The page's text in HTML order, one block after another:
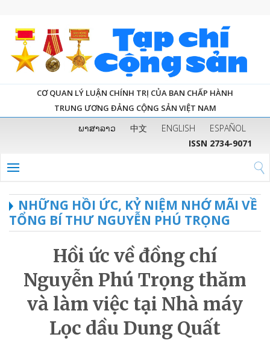
CƠ QUAN LÝ LUẬN CHÍNH TRỊ CỦA BAN CHẤP HÀNH
TRUNG ƯƠNG ĐẢNG CỘNG SẢN VIỆT NAM
ພາສາລາວ 中文 ENGLISH
ESPAÑOL
ISSN 2734-9071
NHỮNG HỒI ỨC, KỶ NIỆM NHỚ MÃI VỀ
TỔNG BÍ THƯ NGUYỄN PHÚ TRỌNG
Hồi ức về đồng chí
Nguyễn Phú Trọng thăm
và làm việc tại Nhà máy
Lọc dầu Dung Quất